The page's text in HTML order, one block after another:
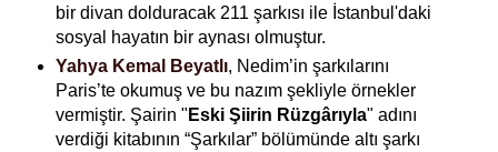
bir divan dolduracak 211 şarkısı ile İstanbul'daki
sosyal hayatın bir aynası olmuştur.
Yahya Kemal Beyatlı, Nedim’in şarkılarını
Paris’te okumuş ve bu nazım şekliyle örnekler
vermiştir. Şairin " Eski Şiirin Rüzgârıyla" adını
verdiği kitabının “Şarkılar” bölümünde altı şarkı